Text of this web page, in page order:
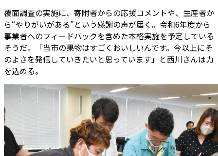
覆面調査の実施に、寄附者からの応援コメントや、生産者か
ら“やりがいがある”という感謝の声が届く。令和6年度から
事業者へのフィードバックを含めた本格実施を予定している
そうだ。「当市の果物はすごくおいしいんです。今以上にそ
のよさを発信していきたいと思っています」と西川さんは力
を込める。